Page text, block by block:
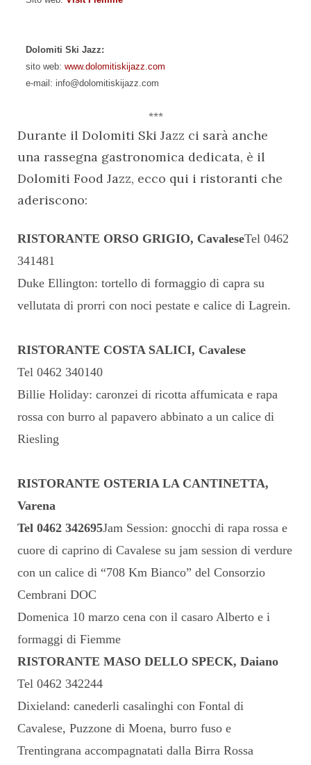
Dolomiti Ski Jazz:
sito web: www.dolomitiskijazz.com
e-mail: info@dolomitiskijazz.com
***
Durante il Dolomiti Ski Jazz ci sarà anche
una rassegna gastronomica dedicata, è il
Dolomiti Food Jazz, ecco qui i ristoranti che
aderiscono:
RISTORANTE ORSO GRIGIO, CavaleseTel 0462
341481
Duke Ellington: tortello di formaggio di capra su
vellutata di prorri con noci pestate e calice di Lagrein.
RISTORANTE COSTA SALICI, Cavalese
Tel 0462 340140
Billie Holiday: caronzei di ricotta affumicata e rapa
rossa con burro al papavero abbinato a un calice di
Riesling
RISTORANTE OSTERIA LA CANTINETTA,
Varena
Tel 0462 342695Jam Session: gnocchi di rapa rossa e
cuore di caprino di Cavalese su jam session di verdure
con un calice di “708 Km Bianco” del Consorzio
Cembrani DOC
Domenica 10 marzo cena con il casaro Alberto e i
formaggi di Fiemme
RISTORANTE MASO DELLO SPECK, Daiano
Tel 0462 342244
Dixieland: canederli casalinghi con Fontal di
Cavalese, Puzzone di Moena, burro fuso e
Trentingrana accompagnatati dalla Birra Rossa